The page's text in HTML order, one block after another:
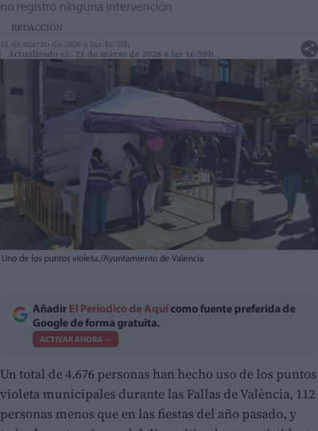
no registró ninguna intervención
REDACCIÓN
21 de marzo de 2026 a las 16:33h
Actualizado el: 21 de marzo de 2026 a las 16:59h
Uno de los puntos violeta./Ayuntamiento de Valencia
Añadir El Periodico de Aquí como fuente preferida de
Google de forma gratuita.
ACTIVAR AHORA
Un total de 4.676 personas han hecho uso de los puntos
violeta municipales durante las Fallas de València, 112
personas menos que en las fiestas del año pasado, y